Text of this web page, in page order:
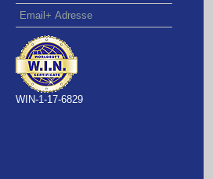
Email+ Adresse
WIN-1-17-6829